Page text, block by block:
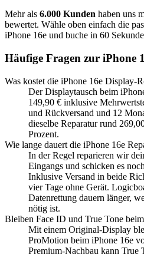
Mehr als 6.000 Kunden haben uns
bewertet. Wähle oben einfach die
iPhone 16e und buche in 60
Häufige Fragen zur iPhone
Was kostet die iPhone 16e Display-
Der Displaytausch beim
149,90 € inklusive
und Rückversand und 12
dieselbe Reparatur rund
Prozent.
Wie lange dauert die iPhone 16e
In der Regel reparieren wir
Eingangs und schicken es
Inklusive Versand in beide
vier Tage ohne Gerät.
Datenrettung dauern länger,
nötig ist.
Bleiben Face ID und True Tone
Mit einem Original-Display
ProMotion beim iPhone 16e
Premium-Nachbau kann True